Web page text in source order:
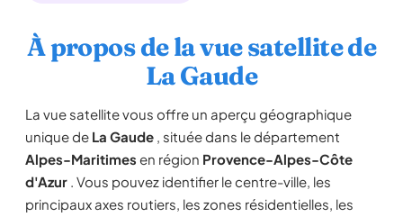
À propos de la vue satellite de
La Gaude
La vue satellite vous offre un aperçu géographique
unique de La Gaude , située dans le département
Alpes-Maritimes en région Provence-Alpes-Côte
d'Azur . Vous pouvez identifier le centre-ville, les
principaux axes routiers, les zones résidentielles, les